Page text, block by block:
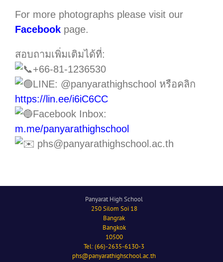
For more photographs please visit our
Facebook page.
สอบถามเพิ่มเติมได้ที่:
+66-81-1236530
LINE: @panyarathighschool หรือคลิก
https://lin.ee/i6iC6CC
Facebook Inbox:
m.me/panyarathighschool
phs@panyarathighschool.ac.th
Panyarat High School
250 Silom Soi 18
Bangrak
Bangkok
10500
Tel: (66)-2635-6130-3
phs@panyarathighschool.ac.th